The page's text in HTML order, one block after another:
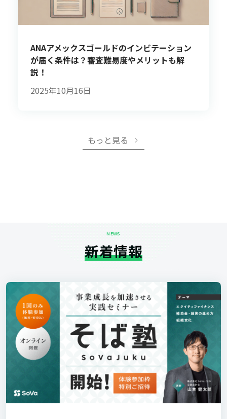
ANAアメックスゴールドのインビテーション
が届く条件は？審査難易度やメリットも解
説！
2025年10月16日
もっと見る
NEWS
新着情報